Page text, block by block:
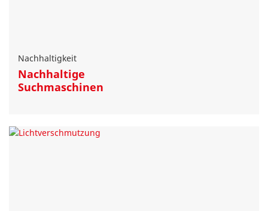
Nachhaltigkeit
Nachhaltige
Suchmaschinen